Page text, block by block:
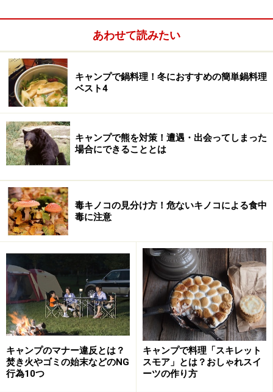
はなく、達人とよばれる人たちは体を張ってキノコの道
を極めてきたのです。それだけに素人がおいそれと手を
出すのは難しいと言えるでしょう。
＜目次＞
もっとも誤食が多いツキヨタケとは？
キノコ狩りの鉄則
あわせて読みたい
キャンプで鍋料理！冬におすすめの簡単鍋料理
ベスト4
キャンプで熊を対策！遭遇・出会ってしまった
場合にできることとは
毒キノコの見分け方！危ないキノコによる食中
毒に注意
キャンプのマナー違反とは？
焚き火やゴミの始末などのNG
行為10つ
キャンプで料理「スキレット
スモア」とは？おしゃれスイ
ーツの作り方